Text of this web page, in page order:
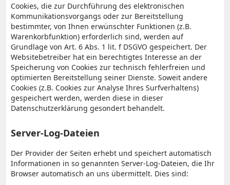
Cookies, die zur Durchführung des elektronischen
Kommunikationsvorgangs oder zur Bereitstellung
bestimmter, von Ihnen erwünschter Funktionen (z.B.
Warenkorbfunktion) erforderlich sind, werden auf
Grundlage von Art. 6 Abs. 1 lit. f DSGVO gespeichert. Der
Websitebetreiber hat ein berechtigtes Interesse an der
Speicherung von Cookies zur technisch fehlerfreien und
optimierten Bereitstellung seiner Dienste. Soweit andere
Cookies (z.B. Cookies zur Analyse Ihres Surfverhaltens)
gespeichert werden, werden diese in dieser
Datenschutzerklärung gesondert behandelt.
Server-Log-Dateien
Der Provider der Seiten erhebt und speichert automatisch
Informationen in so genannten Server-Log-Dateien, die Ihr
Browser automatisch an uns übermittelt. Dies sind: